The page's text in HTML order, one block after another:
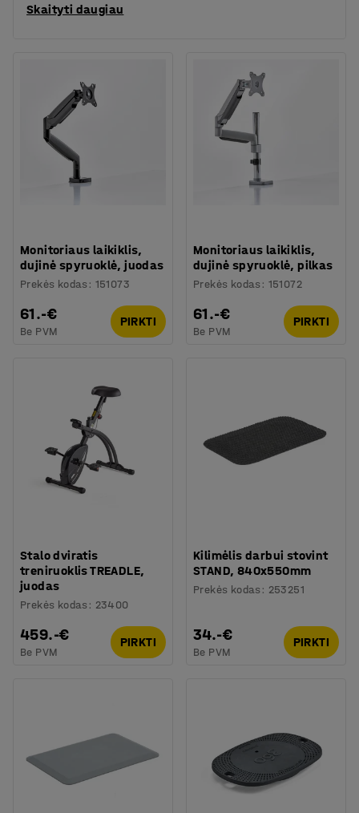
Skaityti daugiau
Monitoriaus laikiklis,
dujinė spyruoklė, juodas
Prekės kodas : 151073
61.-€
Be PVM
PIRKTI
Monitoriaus laikiklis,
dujinė spyruoklė, pilkas
Prekės kodas : 151072
61.-€
Be PVM
PIRKTI
Stalo dviratis
treniruoklis TREADLE,
juodas
Prekės kodas : 23400
459.-€
Be PVM
PIRKTI
Kilimėlis darbui stovint
STAND, 840x550mm
Prekės kodas : 253251
34.-€
Be PVM
PIRKTI